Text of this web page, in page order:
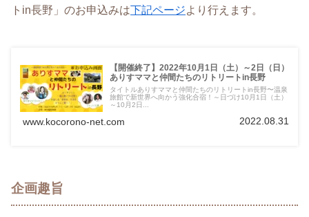
トin長野」のお申込みは下記ページより行えます。
【開催終了】2022年10月1日（土）～2日（日）
ありすママと仲間たちのリトリートin長野
タイトルありすママと仲間たちのリトリートin長野〜温泉
旅館で新世界へ向かう強化合宿！～日づけ10月1日（土）
～10月2日...
www.kocorono-net.com 2022.08.31
企画趣旨